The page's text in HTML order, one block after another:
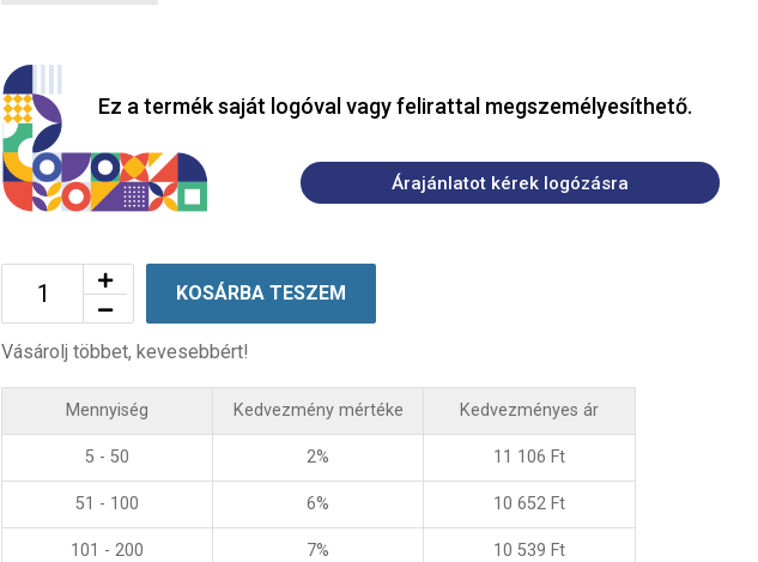
Ez a termék saját logóval vagy felirattal megszemélyesíthető.
Árajánlatot kérek logózásra
KOSÁRBA TESZEM
Vásárolj többet, kevesebbért!
Mennyiség Kedvezmény mértéke Kedvezményes ár
5 - 50 2% 11 106 Ft
51 - 100 6% 10 652 Ft
101 - 200 7% 10 539 Ft